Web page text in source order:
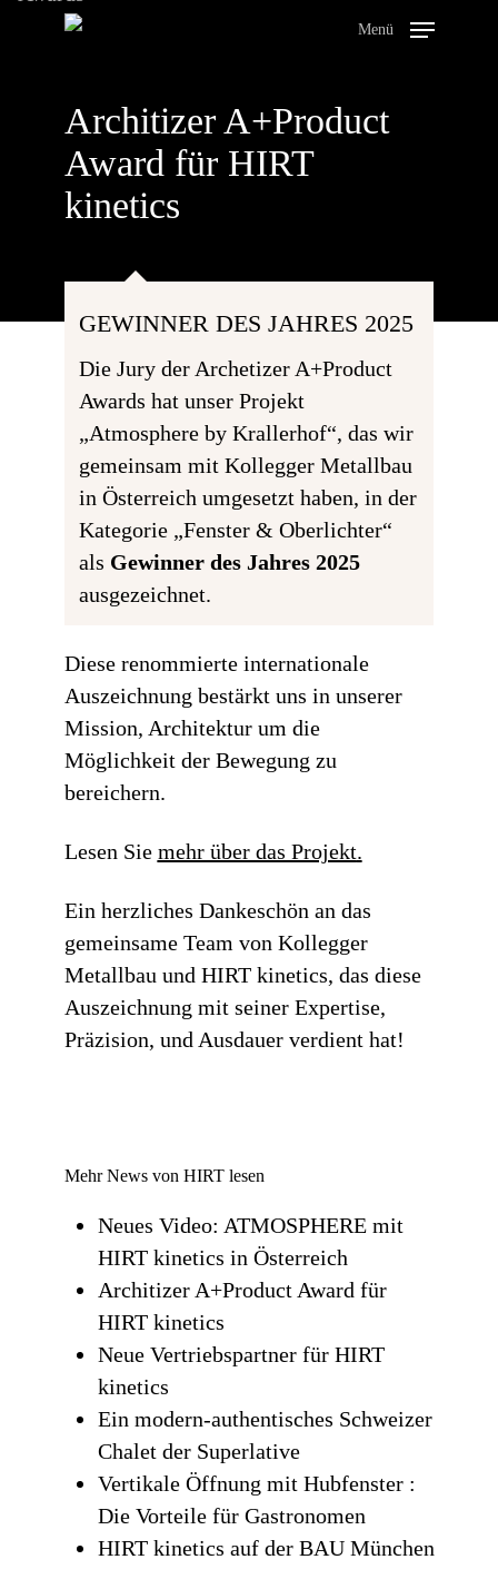
Menü
Architizer A+Product
Award für HIRT
kinetics
GEWINNER DES JAHRES 2025
Die Jury der Archetizer A+Product
Awards hat unser Projekt
„Atmosphere by Krallerhof“, das wir
gemeinsam mit Kollegger Metallbau
in Österreich umgesetzt haben, in der
Kategorie „Fenster & Oberlichter“
als Gewinner des Jahres 2025
ausgezeichnet.
Diese renommierte internationale
Auszeichnung bestärkt uns in unserer
Mission, Architektur um die
Möglichkeit der Bewegung zu
bereichern.
Lesen Sie mehr über das Projekt.
Ein herzliches Dankeschön an das
gemeinsame Team von Kollegger
Metallbau und HIRT kinetics, das diese
Auszeichnung mit seiner Expertise,
Präzision, und Ausdauer verdient hat!
Mehr News von HIRT lesen
Neues Video: ATMOSPHERE mit
HIRT kinetics in Österreich
Architizer A+Product Award für
HIRT kinetics
Neue Vertriebspartner für HIRT
kinetics
Ein modern-authentisches Schweizer
Chalet der Superlative
Vertikale Öffnung mit Hubfenster :
Die Vorteile für Gastronomen
HIRT kinetics auf der BAU München